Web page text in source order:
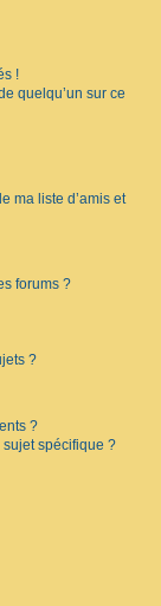
!
quelqu’un sur ce
ma liste d’amis et
forums ?
?
?
sujet spécifique ?